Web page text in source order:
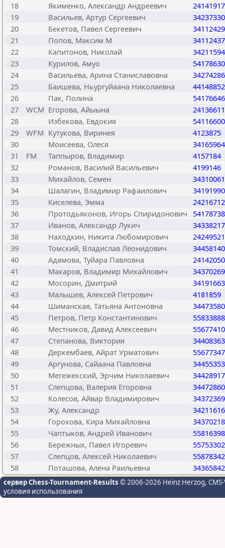
18
Якименко, Александр Андреевич
24141917
19
Васильев, Артур Сергеевич
34237330
20
Бекетов, Павел Сергеевич
34112429
21
Попов, Максим М
34112437
22
Капитонов, Николай
34211594
23
Курилов, Амуо
54178630
24
Васильева, Арина Станиславовна
34274286
25
Баишева, Ньургуйаана Николаевна
44148852
26
Пак, Полина
54176646
27
WCM Егорова, Айыына
24136611
28
Избекова, Евдокия
54116600
29
WFM Кутукова, Виринея
4123875
30
Моисеева, Олеся
34165964
31
FM Таппыров, Владимир
4157184
32
Романов, Василий Васильевич
4199146
33
Михайлов, Семен
34310061
34
Шалагин, Владимир Рафаилович
34191990
35
Киселева, Эмма
24216712
36
Протодьяконов, Игорь Спиридонович
54178738
37
Иванов, Александр Лукич
34338217
38
Находкин, Никита Любомирович
24249521
39
Томский, Владислав Леонидович
34458140
40
Адамова, Туйара Павловна
24142050
41
Макаров, Владимир Михайлович
34370269
42
Мосорин, Дмитрий
34191663
43
Малышев, Алексей Петрович
4181859
44
Шиманская, Татьяна Антоновна
34473580
45
Петров, Петр Константинович
55833888
46
Местников, Давид Алексеевич
55677410
47
Степанова, Виктория
34408363
48
Деркембаев, Айрат Урматович
55677347
49
Аргунова, Сайаана Павловна
34455353
50
Мегежекский, Эрчим Николаевич
34428917
51
Слепцова, Валерия Егоровна
34472860
52
Колесов, Айвар Владимирович
34372369
53
Жу, Александр
34211616
54
Горохова, Кира Михайловна
34370218
55
Чаптыков, Андрей Иванович
55816398
56
Бережных, Павел Игоревич
55753302
57
Слепцов, Алексей Николаевич
55878342
58
Поташова, Алена Раильевна 34365842
сервер Chess-Tournament-Results © 2006-2026 Heinz Herzog,
условия использования